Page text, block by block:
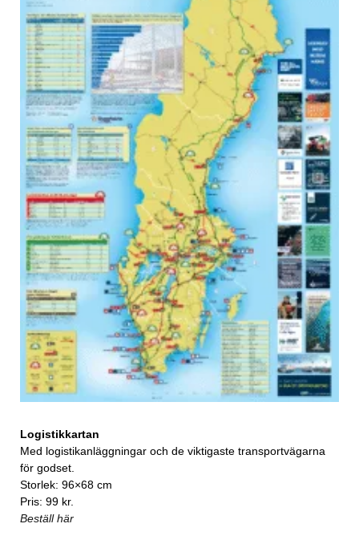
Logistikkartan
Med logistikanläggningar och de viktigaste transportvägarna
för godset.
Storlek: 96×68 cm
Pris: 99 kr.
Beställ här